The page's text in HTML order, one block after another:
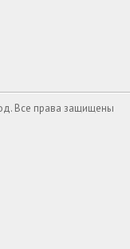
Все права защищены